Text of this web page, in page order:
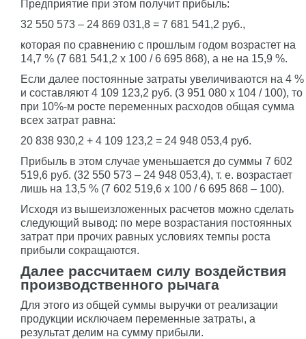
Предприятие при этом получит прибыль:
32 550 573 – 24 869 031,8 = 7 681 541,2 руб.,
которая по сравнению с прошлым годом возрастет на
14,7 % (7 681 541,2 x 100 / 6 695 868), а не на 15,9 %.
Если далее постоянные затраты увеличиваются на 4 %
и составляют 4 109 123,2 руб. (3 951 080 x 104 / 100), то
при 10%-м росте переменных расходов общая сумма
всех затрат равна:
20 838 930,2 + 4 109 123,2 = 24 948 053,4 руб.
Прибыль в этом случае уменьшается до суммы 7 602
519,6 руб. (32 550 573 – 24 948 053,4), т. е. возрастает
лишь на 13,5 % (7 602 519,6 x 100 / 6 695 868 – 100).
Исходя из вышеизложенных расчетов можно сделать
следующий вывод: по мере возрастания постоянных
затрат при прочих равных условиях темпы роста
прибыли сокращаются.
Далее рассчитаем силу воздействия
производственного рычага
Для этого из общей суммы выручки от реализации
продукции исключаем переменные затраты, а
результат делим на сумму прибыли.